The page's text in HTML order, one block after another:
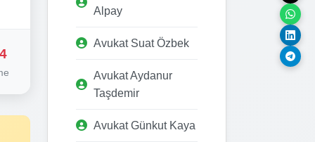
Alpay
Avukat Suat Özbek
Avukat Aydanur
Taşdemir
Avukat Günkut Kaya